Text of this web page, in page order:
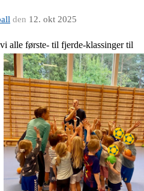
den 12. okt 2025
alle første- til fjerde-klassinger til